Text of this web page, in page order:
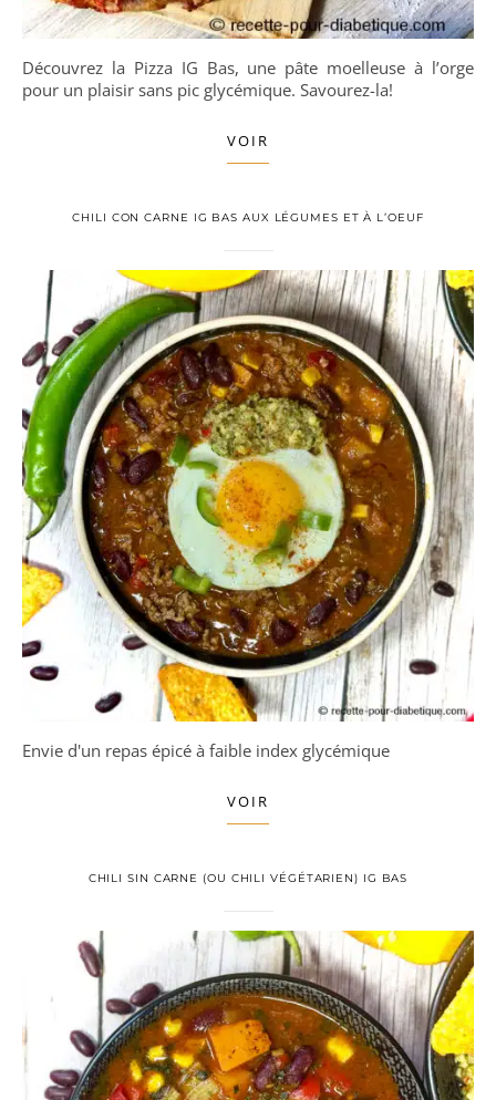
Découvrez la Pizza IG Bas, une pâte moelleuse à l’orge
pour un plaisir sans pic glycémique. Savourez-la!
VOIR
CHILI CON CARNE IG BAS AUX LÉGUMES ET À L’OEUF
Envie d'un repas épicé à faible index glycémique
VOIR
CHILI SIN CARNE (OU CHILI VÉGÉTARIEN) IG BAS